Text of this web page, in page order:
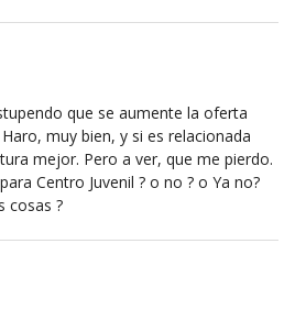
que se aumente la oferta
muy bien, y si es relacionada
mejor. Pero a ver, que me pierdo.
Centro Juvenil ? o no ? o Ya no?
cosas ?